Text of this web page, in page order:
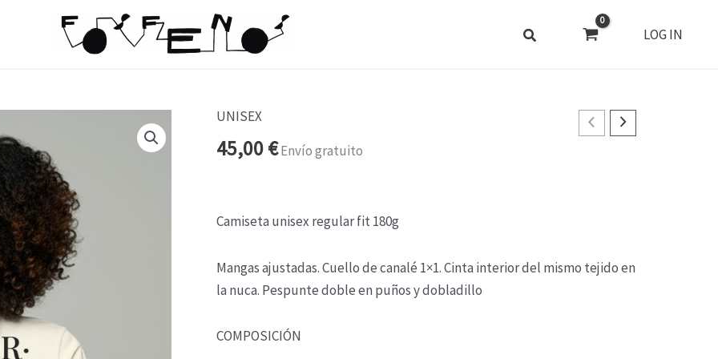
LOG IN
UNISEX
45,00€Envío gratuito
Camiseta unisex regular fit 180g
Mangas ajustadas. Cuello de canalé 1×1. Cinta interior del mismo tejido en
la nuca. Pespunte doble en puños y dobladillo
COMPOSICIÓN
El
extraño
cantidad